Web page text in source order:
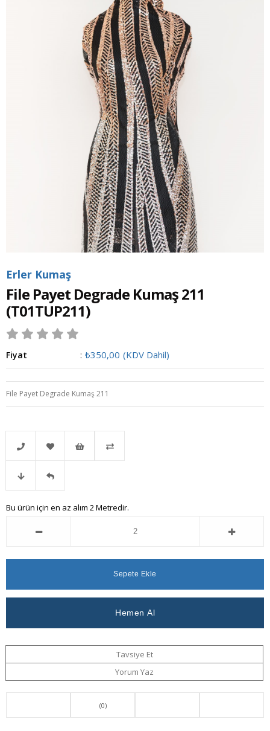
Erler Kumaş
File Payet Degrade Kumaş 211
(T01TUP211)
Fiyat : ₺350,00 (KDV Dahil)
File Payet Degrade Kumaş 211
Telefonla
Sipariş
Favorilere
Ekle Listeme
Fiyat
Ver
Gelince
Bu ürün için en az alım 2 Metredir.
Tavsiye Et
Yorum Yaz
(0)